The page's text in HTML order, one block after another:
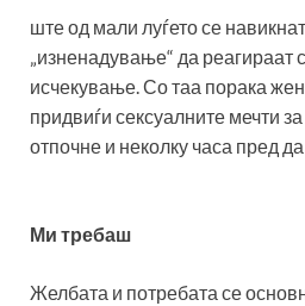
ште од мали луѓето се
„изненадување“ да реагираат
исчекување. Со таа порака
придвиѓи сексуалните мечти
отпочне и неколку часа пред
Ми требаш
Желбата и потребата се